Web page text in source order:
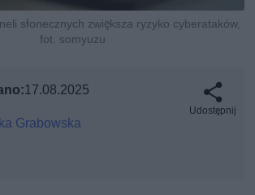
słonecznych zwiększa ryzyko cyberataków,
fot. somyuzu
17.08.2025
Grabowska
Udostępnij